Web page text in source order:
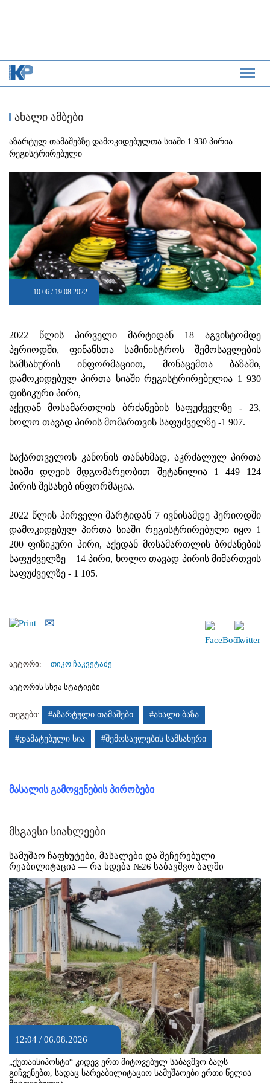
ახალი ამბები
აზარტულ თამაშებზე დამოკიდებულთა სიაში 1 930 პირია
რეგისტრირებული
10:06 / 19.08.2022
2022 წლის პირველი მარტიდან 18 აგვისტომდე
პერიოდში, ფინანსთა სამინისტროს შემოსავლების
სამსახურის ინფორმაციით, მონაცემთა ბაზაში,
დამოკიდებულ პირთა სიაში რეგისტრირებულია 1 930
ფიზიკური პირი,
აქედან მოსამართლის ბრძანების საფუძველზე - 23,
ხოლო თავად პირის მომართვის საფუძველზე -1 907.
საქართველოს კანონის თანახმად, აკრძალულ პირთა
სიაში დღეის მდგომარეობით შეტანილია 1 449 124
პირის შესახებ ინფორმაცია.
2022 წლის პირველი მარტიდან 7 ივნისამდე პერიოდში
დამოკიდებულ პირთა სიაში რეგისტრირებული იყო 1
200 ფიზიკური პირი, აქედან მოსამართლის ბრძანების
საფუძველზე – 14 პირი, ხოლო თავად პირის მიმართვის
საფუძველზე - 1 105.
ავტორი: თიკო ჩაკვეტაძე
ავტორის სხვა სტატიები
თეგები: #აზარტული თამაშები #ახალი ბაზა
#დამატებული სია #შემოსავლების სამსახური
მასალის გამოყენების პირობები
მსგავსი სიახლეები
სამუშაო ჩაფხუტები, მასალები და შეჩერებული
რეაბილიტაცია — რა ხდება №26 საბავშვო ბაღში
12:04 / 06.08.2026
„ქუთაისიპოსტი“ კიდევ ერთ მიტოვებულ საბავშვო ბაღს
გიჩვენებთ, სადაც სარეაბილიტაციო სამუშაოები ერთი წელია